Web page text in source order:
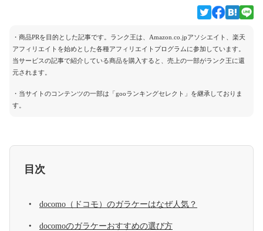
・商品PRを目的とした記事です。ランク王は、Amazon.co.jpアソシエイト、楽天
アフィリエイトを始めとした各種アフィリエイトプログラムに参加しています。
当サービスの記事で紹介している商品を購入すると、売上の一部がランク王に還
元されます。
・当サイトのコンテンツの一部は「gooランキングセレクト」を継承しておりま
す。
目次
docomo（ドコモ）のガラケーはなぜ人気？
docomoのガラケーおすすめの選び方